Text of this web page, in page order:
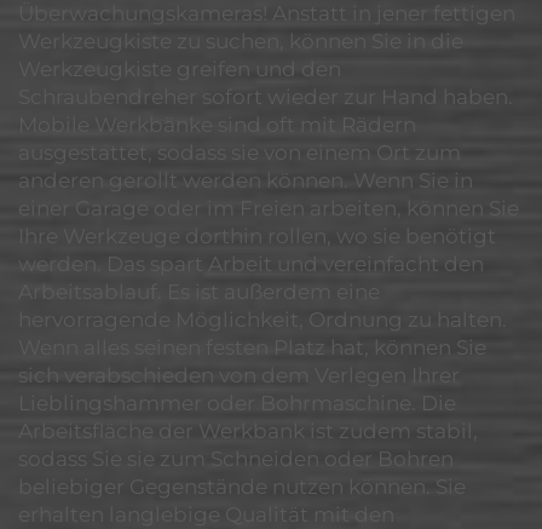
Überwachungskameras! Anstatt in jener fettigen
Werkzeugkiste zu suchen, können Sie in die
Werkzeugkiste greifen und den
Schraubendreher sofort wieder zur Hand haben.
Mobile Werkbänke sind oft mit Rädern
ausgestattet, sodass sie von einem Ort zum
anderen gerollt werden können. Wenn Sie in
einer Garage oder im Freien arbeiten, können Sie
Ihre Werkzeuge dorthin rollen, wo sie benötigt
werden. Das spart Arbeit und vereinfacht den
Arbeitsablauf. Es ist außerdem eine
hervorragende Möglichkeit, Ordnung zu halten.
Wenn alles seinen festen Platz hat, können Sie
sich verabschieden von dem Verlegen Ihrer
Lieblingshammer oder Bohrmaschine. Die
Arbeitsfläche der Werkbank ist zudem stabil,
sodass Sie sie zum Schneiden oder Bohren
beliebiger Gegenstände nutzen können. Sie
erhalten langlebige Qualität mit den